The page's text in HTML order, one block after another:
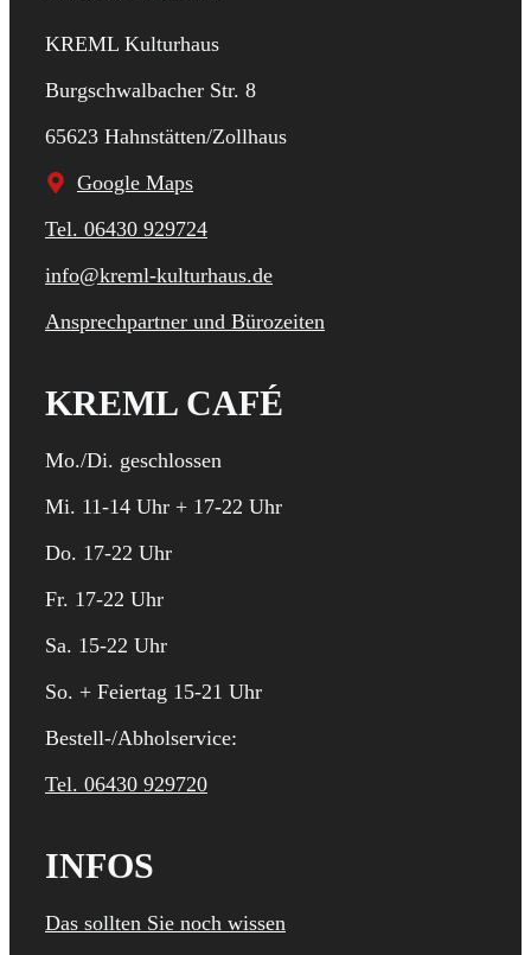
KREML Kulturhaus
Burgschwalbacher Str. 8
65623 Hahnstätten/Zollhaus
Google Maps
Tel. 06430 929724
info@kreml-kulturhaus.de
Ansprechpartner und Bürozeiten
KREML CAFÉ
Mo./Di. geschlossen
Mi. 11-14 Uhr + 17-22 Uhr
Do. 17-22 Uhr
Fr. 17-22 Uhr
Sa. 15-22 Uhr
So. + Feiertag 15-21 Uhr
Bestell-/Abholservice:
Tel. 06430 929720
INFOS
Das sollten Sie noch wissen